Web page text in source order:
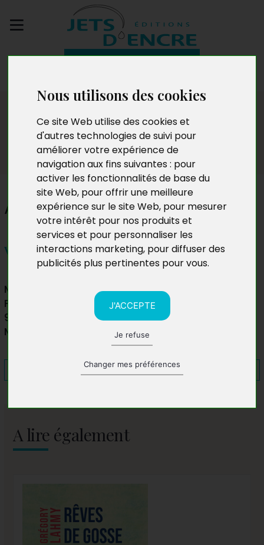
Nous utilisons des cookies
Ce site Web utilise des cookies et
d'autres technologies de suivi pour
améliorer votre expérience de
navigation aux fins suivantes : pour
activer les fonctionnalités de base du
site Web, pour offrir une meilleure
expérience sur le site Web, pour mesurer
votre intérêt pour nos produits et
services et pour personnaliser les
interactions marketing, pour diffuser des
publicités plus pertinentes pour vous.
J'ACCEPTE
Je refuse
Changer mes préférences
Dédicaces
Attila Cheyssial
Vendredi 1er décembre 2023 de 13h à 15h
Maison des Livres
Place Mariage
97600 Mamoudzou
Mayotte
A lire également